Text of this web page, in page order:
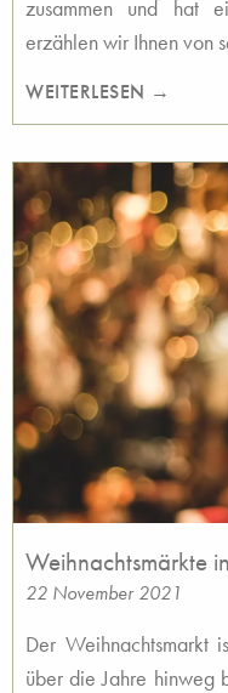
zusammen und hat
erzählen wir Ihnen von
WEITERLESEN →
Weihnachtsmärkte
22 November 2021
Der Weihnachtsmarkt
über die Jahre hinweg